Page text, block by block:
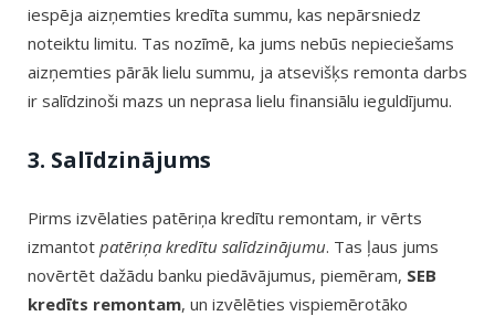
iespēja aizņemties kredīta summu, kas nepārsniedz
noteiktu limitu. Tas nozīmē, ka jums nebūs nepieciešams
aizņemties pārāk lielu summu, ja atsevišķs remonta darbs
ir salīdzinoši mazs un neprasa lielu finansiālu ieguldījumu.
3. Salīdzinājums
Pirms izvēlaties patēriņa kredītu remontam, ir vērts
izmantot patēriņa kredītu salīdzinājumu. Tas ļaus jums
novērtēt dažādu banku piedāvājumus, piemēram, SEB
kredīts remontam, un izvēlēties vispiemērotāko